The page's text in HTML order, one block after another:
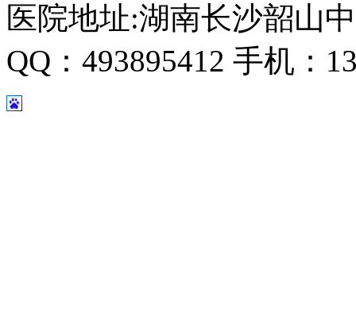
医院地址:湖南长沙韶山
QQ：493895412 手机：